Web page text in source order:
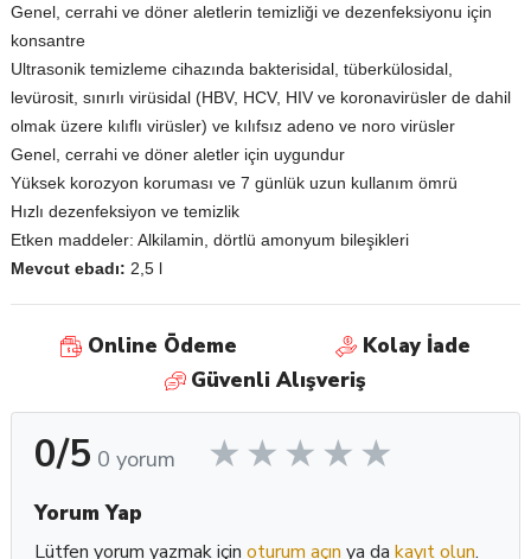
Genel, cerrahi ve döner aletlerin temizliği ve dezenfeksiyonu için
konsantre
Ultrasonik temizleme cihazında bakterisidal, tüberkülosidal,
levürosit, sınırlı virüsidal (HBV, HCV, HIV ve koronavirüsler de dahil
olmak üzere kılıflı virüsler) ve kılıfsız adeno ve noro virüsler
Genel, cerrahi ve döner aletler için uygundur
Yüksek korozyon koruması ve 7 günlük uzun kullanım ömrü
Hızlı dezenfeksiyon ve temizlik
Etken maddeler: Alkilamin, dörtlü amonyum bileşikleri
Mevcut ebadı: 2,5 l
Online Ödeme
Kolay İade
Güvenli Alışveriş
0/5 0 yorum
Yorum Yap
Lütfen yorum yazmak içinoturum açın ya dakayıt olun.